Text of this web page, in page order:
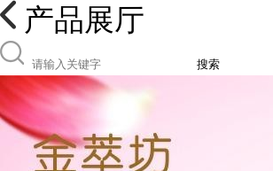
产品展厅
搜索